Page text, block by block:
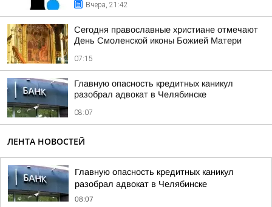
Вчера, 21:42
Сегодня православные христиане отмечают
День Смоленской иконы Божией Матери
07:15
Главную опасность кредитных каникул
разобрал адвокат в Челябинске
08:07
ЛЕНТА НОВОСТЕЙ
Главную опасность кредитных каникул
разобрал адвокат в Челябинске
08:07